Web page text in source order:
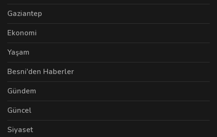
Gaziantep
Ekonomi
Yaşam
Besni'den Haberler
Gündem
Güncel
Siyaset